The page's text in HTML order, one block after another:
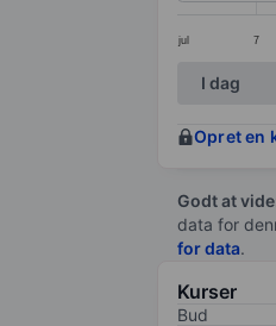
jul 7
End of
I dag
Opret en
Godt at
data for
for data.
Kurser
Bud